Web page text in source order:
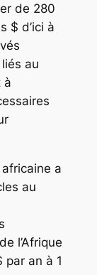
de 280
$ d’ici à
au
à
a
au
l’Afrique
an à 1